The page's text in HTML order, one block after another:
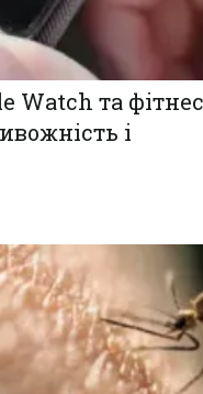
Watch та
і